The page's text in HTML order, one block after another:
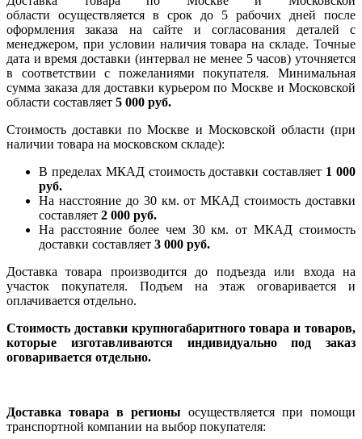
области осуществляется в срок до 5 рабочих дней после
оформления заказа на сайте и согласования деталей с
менеджером, при условии наличия товара на складе. Точные
дата и время доставки (интервал не менее 5 часов) уточняется
в соответствии с пожеланиями покупателя. Минимальная
сумма заказа для доставки курьером по Москве и Московской
области составляет 5 000 руб.
Стоимость доставки по Москве и Московской области (при
наличии товара на московском складе):
В пределах МКАД стоимость доставки составляет 1 000
руб.
На насcтояние до 30 км. от МКАД стоимость доставки
составляет 2 000 руб.
На расстояние более чем 30 км. от МКАД стоимость
доставки составляет 3 000 руб.
Доставка товара производится до подъезда или входа на
участок покупателя. Подъем на этаж оговаривается и
оплачивается отдельно.
Стоимость доставки крупногабаритного товара и товаров,
которые изготавливаются индивидуально под заказ
оговаривается отдельно.
Доставка товара в регионы осуществляется при помощи
транспортной компании на выбор покупателя: